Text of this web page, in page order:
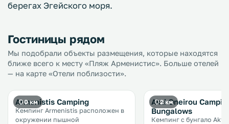
берегах Эгейского моря.
Гостиницы рядом
Мы подобрали объекты размещения, которые находятся
ближе всего к месту «Пляж Арменистис». Больше отелей
— на карте «Отели поблизости».
0 км
Armenistis Camping
Кемпинг Armenistis расположен в
окружении пышной
2 км
Akti Oneirou
Bungalows
Кемпинг с бунгало Akti